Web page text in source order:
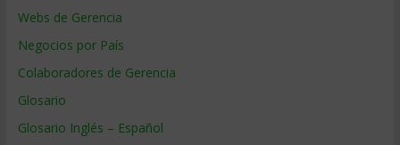
Webs de Gerencia
Negocios por País
Colaboradores de Gerencia
Glosario
Glosario Inglés – Español